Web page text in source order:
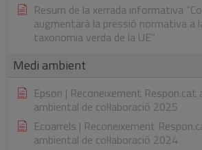
Resum de la xerrada informativa
augmentarà la pressió normativa a
taxonomia verda de la UE”
Medi ambient
Epson | Reconeixement Respon.cat
ambiental de col·laboració 2025
Ecoarrels | Reconeixement
ambiental de col·laboració 2024